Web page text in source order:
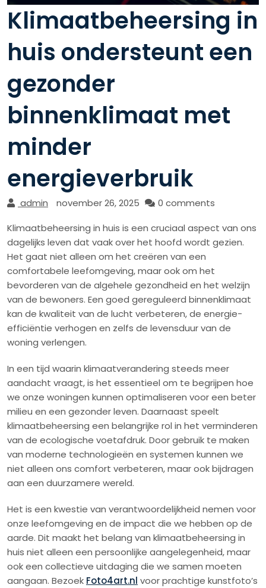
Klimaatbeheersing in
huis ondersteunt een
gezonder
binnenklimaat met
minder
energieverbruik
admin november 26, 2025
0 comments
Klimaatbeheersing in huis is een cruciaal aspect van ons
dagelijks leven dat vaak over het hoofd wordt gezien.
Het gaat niet alleen om het creëren van een
comfortabele leefomgeving, maar ook om het
bevorderen van de algehele gezondheid en het welzijn
van de bewoners. Een goed gereguleerd binnenklimaat
kan de kwaliteit van de lucht verbeteren, de energie-
efficiëntie verhogen en zelfs de levensduur van de
woning verlengen.
In een tijd waarin klimaatverandering steeds meer
aandacht vraagt, is het essentieel om te begrijpen hoe
we onze woningen kunnen optimaliseren voor een beter
milieu en een gezonder leven. Daarnaast speelt
klimaatbeheersing een belangrijke rol in het verminderen
van de ecologische voetafdruk. Door gebruik te maken
van moderne technologieën en systemen kunnen we
niet alleen ons comfort verbeteren, maar ook bijdragen
aan een duurzamere wereld.
Het is een kwestie van verantwoordelijkheid nemen voor
onze leefomgeving en de impact die we hebben op de
aarde. Dit maakt het belang van klimaatbeheersing in
huis niet alleen een persoonlijke aangelegenheid, maar
ook een collectieve uitdaging die we samen moeten
aangaan. Bezoek Foto4art.nl voor prachtige kunstfoto’s